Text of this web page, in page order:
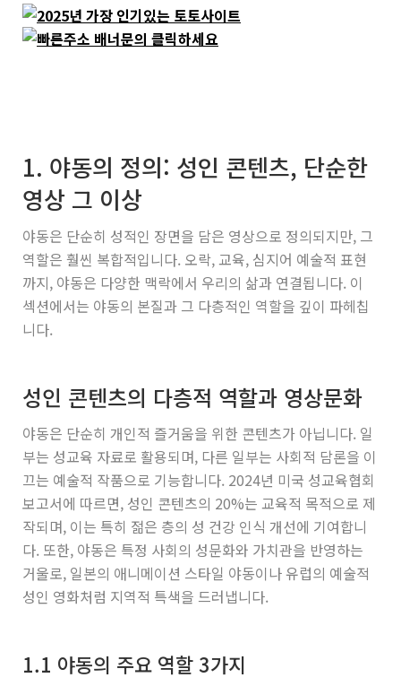
1. 야동의 정의: 성인 콘텐츠, 단순한
영상 그 이상
야동은 단순히 성적인 장면을 담은 영상으로 정의되지만, 그
역할은 훨씬 복합적입니다. 오락, 교육, 심지어 예술적 표현
까지, 야동은 다양한 맥락에서 우리의 삶과 연결됩니다. 이
섹션에서는 야동의 본질과 그 다층적인 역할을 깊이 파헤칩
니다.
성인 콘텐츠의 다층적 역할과 영상문화
야동은 단순히 개인적 즐거움을 위한 콘텐츠가 아닙니다. 일
부는 성교육 자료로 활용되며, 다른 일부는 사회적 담론을 이
끄는 예술적 작품으로 기능합니다. 2024년 미국 성교육협회
보고서에 따르면, 성인 콘텐츠의 20%는 교육적 목적으로 제
작되며, 이는 특히 젊은 층의 성 건강 인식 개선에 기여합니
다. 또한, 야동은 특정 사회의 성문화와 가치관을 반영하는
거울로, 일본의 애니메이션 스타일 야동이나 유럽의 예술적
성인 영화처럼 지역적 특색을 드러냅니다.
1.1 야동의 주요 역할 3가지